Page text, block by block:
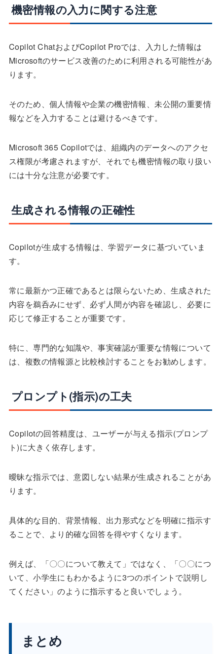
機密情報の入力に関する注意
Copilot ChatおよびCopilot Proでは、入力した情報は
Microsoftのサービス改善のために利用される可能性があ
ります。
そのため、個人情報や企業の機密情報、未公開の重要情
報などを入力することは避けるべきです。
Microsoft 365 Copilotでは、組織内のデータへのアクセ
ス権限が考慮されますが、それでも機密情報の取り扱い
には十分な注意が必要です。
生成される情報の正確性
Copilotが生成する情報は、学習データに基づいていま
す。
常に最新かつ正確であるとは限らないため、生成された
内容を鵜呑みにせず、必ず人間が内容を確認し、必要に
応じて修正することが重要です。
特に、専門的な知識や、事実確認が重要な情報について
は、複数の情報源と比較検討することをお勧めします。
プロンプト(指示)の工夫
Copilotの回答精度は、ユーザーが与える指示(プロンプ
ト)に大きく依存します。
曖昧な指示では、意図しない結果が生成されることがあ
ります。
具体的な目的、背景情報、出力形式などを明確に指示す
ることで、より的確な回答を得やすくなります。
例えば、「〇〇について教えて」ではなく、「〇〇につ
いて、小学生にもわかるように3つのポイントで説明し
てください」のように指示すると良いでしょう。
まとめ